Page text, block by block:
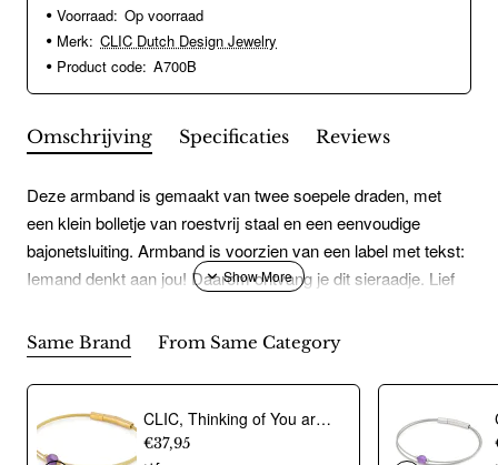
Voorraad: Op voorraad
Merk: CLIC Dutch Design Jewelry
Product code: A700B
Omschrijving Specificaties Reviews
Deze armband is gemaakt van twee soepele draden, met
een klein bolletje van roestvrij staal en een eenvoudige
bajonetsluiting. Armband is voorzien van een label met tekst:
Iemand denkt aan jou! Daarom ontvang je dit sieraadje. Lief
Hypoallergeen chirurgisch roestvrij staal
Same Brand From Same Category
CLIC, Thinking of You armband met Amethist. Edelstaal Verguld - 22775
€37,95